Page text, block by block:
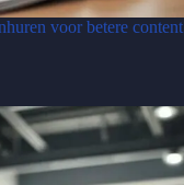
voor betere content